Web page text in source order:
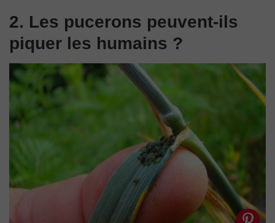
2. Les pucerons peuvent-ils
piquer les humains ?